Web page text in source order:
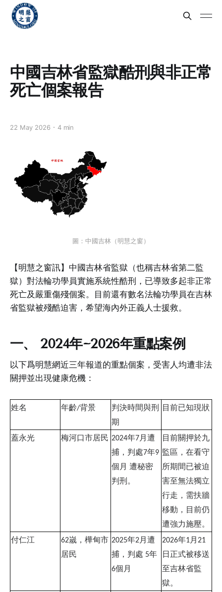
中國吉林省監獄酷刑與非正常
死亡個案報告
22 May 2026 4 min
圖：中國吉林（明慧之窗）
【明慧之窗訊】中國吉林省監獄（也稱吉林省第二監
獄）對法輪功學員實施系統性酷刑，已導致多起非正常
死亡及嚴重傷殘個案。目前還有數名法輪功學員在吉林
省監獄被殘酷迫害，希望海內外正義人士援救。
一、 2024年~2026年重點案例
以下爲明慧網近三年報道的重點個案，受害人均遭非法
關押並出現健康危機：
姓名 年齡/背景
判決時間與刑
期
目前已知現狀
蓋永光 梅河口市居民 2024年7月遭
捕，判處7年9
個月 遭秘密
判刑。
目前關押於九
監區，在看守
所期間已被迫
害至無法獨立
行走，需扶牆
移動，目前仍
遭強力施壓。
付仁江
62嵗，樺甸市
居民
2025年2月遭
捕，判處 5年
6個月
2026年1月21
日正式被移送
至吉林省監
獄。